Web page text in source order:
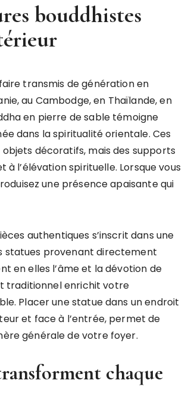
bouddhistes
transmis de génération en
au Cambodge, en Thaïlande, en
en pierre de sable témoigne
dans la spiritualité orientale. Ces
décoratifs, mais des supports
l’élévation spirituelle. Lorsque vous
une présence apaisante qui
authentiques s’inscrit dans une
statues provenant directement
en elles l’âme et la dévotion de
traditionnel enrichit votre
Placer une statue dans un endroit
et face à l’entrée, permet de
générale de votre foyer.
chaque